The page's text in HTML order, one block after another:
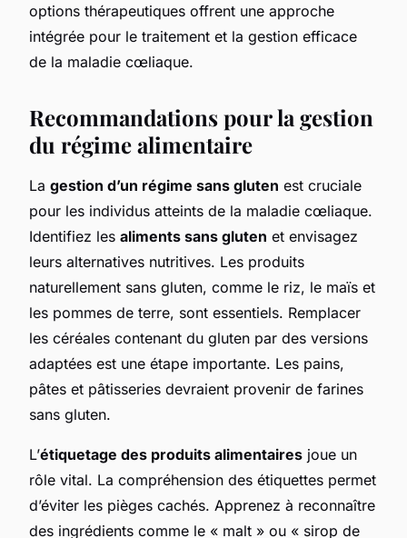
options thérapeutiques offrent une approche
intégrée pour le traitement et la gestion efficace
de la maladie cœliaque.
Recommandations pour la gestion
du régime alimentaire
La gestion d’un régime sans gluten est cruciale
pour les individus atteints de la maladie cœliaque.
Identifiez les aliments sans gluten et envisagez
leurs alternatives nutritives. Les produits
naturellement sans gluten, comme le riz, le maïs et
les pommes de terre, sont essentiels. Remplacer
les céréales contenant du gluten par des versions
adaptées est une étape importante. Les pains,
pâtes et pâtisseries devraient provenir de farines
sans gluten.
L’étiquetage des produits alimentaires joue un
rôle vital. La compréhension des étiquettes permet
d’éviter les pièges cachés. Apprenez à reconnaître
des ingrédients comme le « malt » ou « sirop de